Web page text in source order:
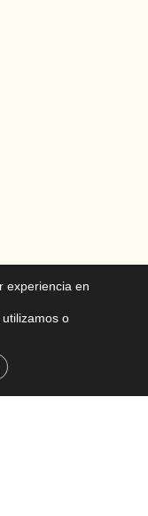
experiencia en
o